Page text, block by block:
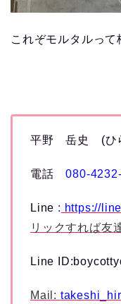
これぞモルタルって
平野 岳史 (ひ
電話 080-
Line : https://
リックすれば友
Line
Mail: